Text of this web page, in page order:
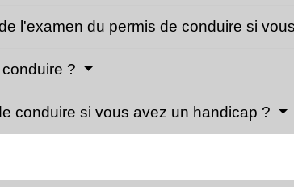
l'examen du permis de conduire si
?
conduire si vous avez un handicap ?